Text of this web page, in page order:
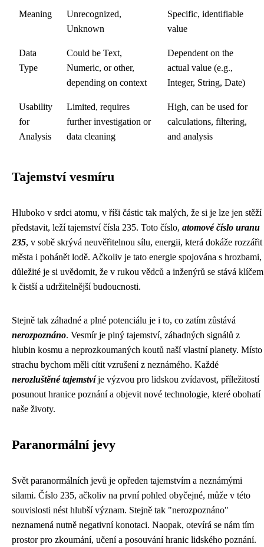
Meaning
Unrecognized,
Unknown
Specific, identifiable
value
Data
Type
Could be Text,
Numeric, or other,
depending on context
Dependent on the
actual value (e.g.,
Integer, String, Date)
Usability
for
Analysis
Limited, requires
further investigation or
data cleaning
High, can be used for
calculations, filtering,
and analysis
Tajemství vesmíru
Hluboko v srdci atomu, v říši částic tak malých, že si je lze jen stěží
představit, leží tajemství čísla 235. Toto číslo, atomové číslo uranu
235, v sobě skrývá neuvěřitelnou sílu, energii, která dokáže rozzářit
města i pohánět lodě. Ačkoliv je tato energie spojována s hrozbami,
důležité je si uvědomit, že v rukou vědců a inženýrů se stává klíčem
k čistší a udržitelnější budoucnosti.
Stejně tak záhadné a plné potenciálu je i to, co zatím zůstává
nerozpoznáno. Vesmír je plný tajemství, záhadných signálů z
hlubin kosmu a neprozkoumaných koutů naší vlastní planety. Místo
strachu bychom měli cítit vzrušení z neznámého. Každé
nerozluštěné tajemstvíje výzvou pro lidskou zvídavost, příležitostí
posunout hranice poznání a objevit nové technologie, které obohatí
naše životy.
Paranormální jevy
Svět paranormálních jevů je opředen tajemstvím a neznámými
silami. Číslo 235, ačkoliv na první pohled obyčejné, může v této
souvislosti nést hlubší význam. Stejně tak "nerozpoznáno"
neznamená nutně negativní konotaci. Naopak, otevírá se nám tím
prostor pro zkoumání, učení a posouvání hranic lidského poznání.